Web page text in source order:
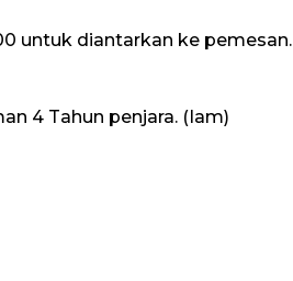
untuk diantarkan ke pemesan.
4 Tahun penjara. (Iam)